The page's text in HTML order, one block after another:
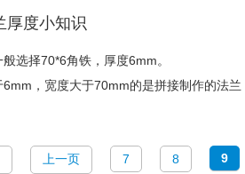
厚度小知识
选择70*6角铁，厚度6mm。
，宽度大于70mm的是拼接制作的法
上一页 7 8 9